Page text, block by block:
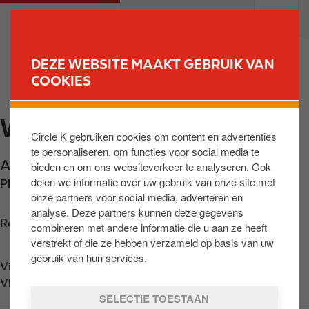
DEZE WEBSITE MAAKT GEBRUIK VAN
COOKIES
Circle K gebruiken cookies om content en advertenties
te personaliseren, om functies voor social media te
bieden en om ons websiteverkeer te analyseren. Ook
delen we informatie over uw gebruik van onze site met
onze partners voor social media, adverteren en
analyse. Deze partners kunnen deze gegevens
combineren met andere informatie die u aan ze heeft
verstrekt of die ze hebben verzameld op basis van uw
gebruik van hun services.
SELECTIE TOESTAAN
a
n
e
n
n
a
e
i
M
v
WAVRE REINE ASTRID
Av. Reine Astrid 67,Wavre,BE-1300,BE
Phone: +3210453216
Routebeschrijving opvragen
Vind ons op
Vind ons op